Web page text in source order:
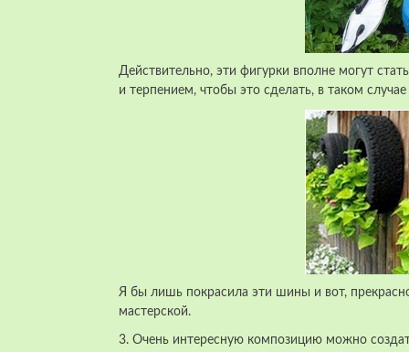
Действительно, эти фигурки вполне могут
и терпением, чтобы это сделать, в таком
Я бы лишь покрасила эти шины и вот,
мастерской.
3. Очень интересную композицию можно